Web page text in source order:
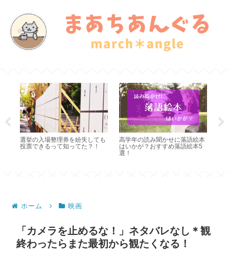
選挙の入場整理券を紛失しても
投票できるって知ってた？！
高学年の読み聞かせに落語絵本
はいかが？おすすめ落語絵本5
選！
ホーム 映画
「カメラを止めるな！」ネタバレなし＊観
終わったらまた最初から観たくなる！